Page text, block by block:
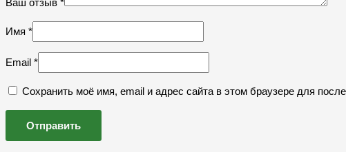
Ваш отзыв *
Имя *
Email *
Сохранить моё имя, email и адрес сайта в этом браузере для